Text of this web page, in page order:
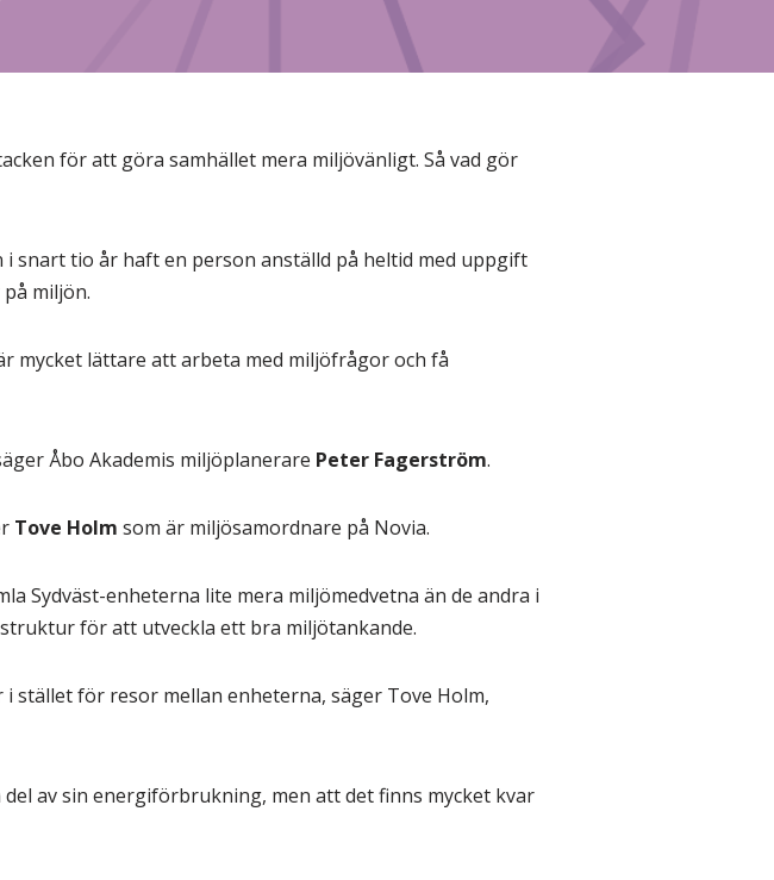
för att göra samhället mera miljövänligt. Så vad gör
i snart tio år haft en person anställd på heltid med uppgift
miljön.
mycket lättare att arbeta med miljöfrågor och få
Åbo Akademis miljöplanerare Peter Fagerström.
Tove Holm som är miljösamordnare på Novia.
Sydväst-enheterna lite mera miljömedvetna än de andra i
för att utveckla ett bra miljötankande.
stället för resor mellan enheterna, säger Tove Holm,
av sin energiförbrukning, men att det finns mycket kvar